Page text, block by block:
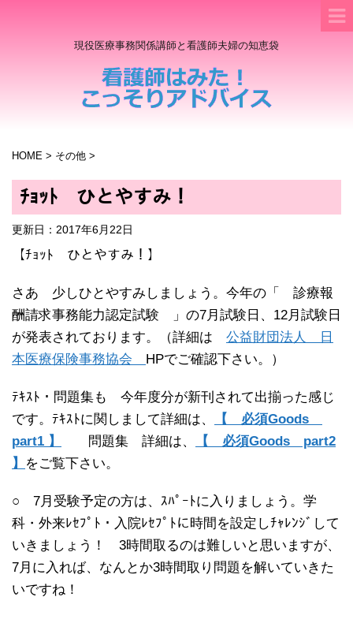
現役医療事務関係講師と看護師夫婦の知恵袋
HOME > その他 >
ﾁｮｯﾄ ひとやすみ！
更新日： 2017年6月22日
【ﾁｮｯﾄ ひとやすみ！】
さあ 少しひとやすみしましょう。今年の「 診療報
酬請求事務能力認定試験 」の7月試験日、12月試験日
が発表されております。（詳細は 公益財団法人 日
本医療保険事務協会 HPでご確認下さい。）
ﾃｷｽﾄ・問題集も 今年度分が新刊されて出揃った感じ
です。ﾃｷｽﾄに関しまして詳細は、
【 必須Goods
part1 】 問題集 詳細は、
【 必須Goods part2
】
をご覧下さい。
○ 7月受験予定の方は、ｽﾊﾟｰﾄに入りましょう。学
科・外来ﾚｾﾌﾟﾄ・入院ﾚｾﾌﾟﾄに時間を設定しﾁｬﾚﾝｼﾞして
いきましょう！ 3時間取るのは難しいと思いますが、
7月に入れば、なんとか3時間取り問題を解いていきた
いですね！